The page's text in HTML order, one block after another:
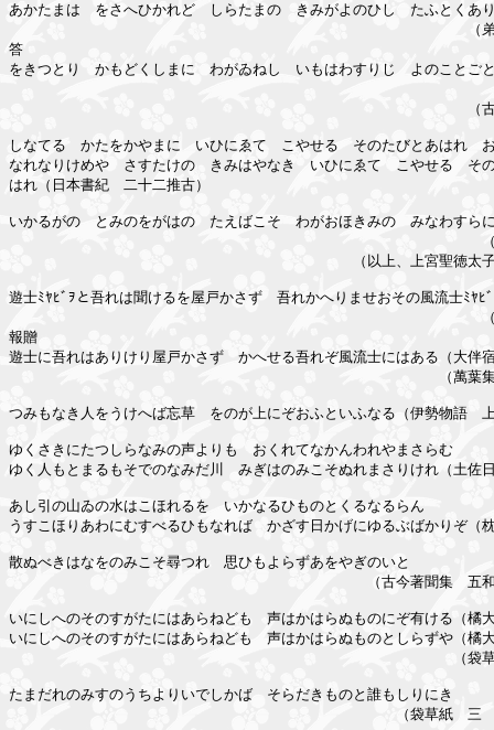
あかたまは　をさへひかれど　しらたまの　きみがよのひし　たふとくあ
（弟玉依毘売
答
をきつとり　かもどくしまに　わがゐねし　いもはわすりじ　よのことご
（古事記　上
しなてる　かたをかやまに　いひにゑて　こやせる　そのたびとあはれ
なれなりけめや　さすたけの　きみはやなき　いひにゑて　こやせる　そ
はれ（日本書紀　二十二推古）
いかるがの　とみのをがはの　たえばこそ　わがおほきみの　みなわすら
（法王帝説
（以上、上宮聖徳太子伝補
遊士ﾐﾔﾋﾞｦと吾れは聞けるを屋戸かさず　吾れかへりませおその風流士ﾐﾔﾋ
（石川女郎
報贈
遊士に吾れはありけり屋戸かさず　かへせる吾れぞ風流士にはある（大伴
（萬葉集　二相
つみもなき人をうけへば忘草　をのが上にぞおふといふなる（伊勢物語　
ゆくさきにたつしらなみの声よりも　おくれてなかんわれやまさらむ
ゆく人もとまるもそでのなみだ川　みぎはのみこそぬれまさりけれ（土佐
あし引の山ゐの水はこほれるを　いかなるひものとくるなるらん
うすこほりあわにむすべるひもなれば　かざす日かげにゆるぶばかりぞ（
散ぬべきはなをのみこそ尋つれ　思ひもよらずあをやぎのいと
（古今著聞集　五和歌　雅
いにしへのそのすがたにはあらねども　声はかはらぬものにぞ有ける（橘
いにしへのそのすがたにはあらねども　声はかはらぬものとしらずや（橘
（袋草紙　三
たまだれのみすのうちよりいでしかば　そらだきものと誰もしりにき
（袋草紙　三　藤原清